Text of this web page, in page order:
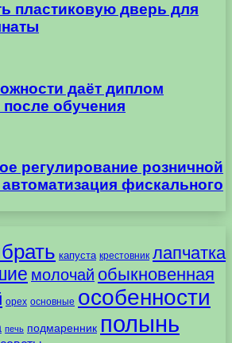
пластиковую дверь для
даёт диплом
после обучения
регулирование розничной
фискального
капуста крестовник лапчатка
молочай обыкновенная
орех основные особенности
печь подмаренник полынь